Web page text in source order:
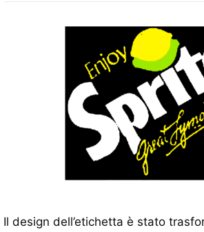
Il design dell’etichetta è stato